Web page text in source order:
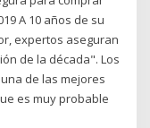
A 10 años de su
expertos aseguran
de la década". Los
de las mejores
es muy probable